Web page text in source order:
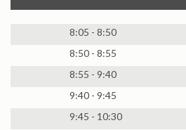
8:05 - 8:50
8:50 - 8:55
8:55 - 9:40
9:40 - 9:45
9:45 - 10:30